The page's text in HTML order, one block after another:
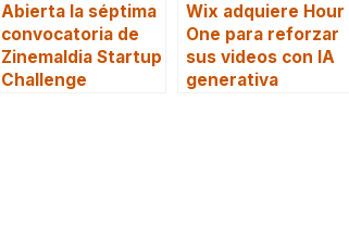
Abierta la séptima
convocatoria de
Zinemaldia Startup
Challenge
Wix adquiere Hour
One para reforzar
sus videos con IA
generativa